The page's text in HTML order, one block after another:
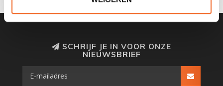
SCHRIJF JE IN VOOR ONZE
NIEUWSBRIEF